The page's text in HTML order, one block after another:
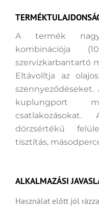
A termék nagy
kombinációja
szervizkarbantartó
Eltávolítja az
kuplungport
dörzsértékű
tisztítás,
ALKALMAZÁSI
Használat előtt jól